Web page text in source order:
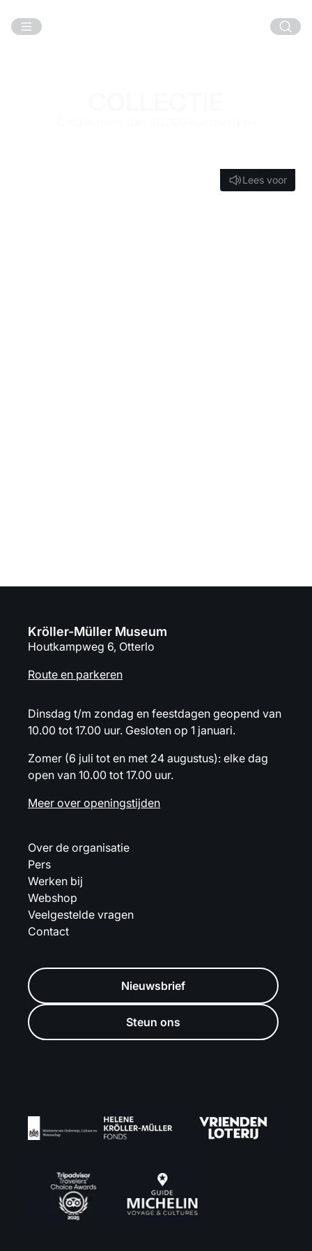
Lees voor
Lees voor
Kröller-Müller Museum
Houtkampweg 6, Otterlo
Route en parkeren
Dinsdag t/m zondag en feestdagen geopend van
10.00 tot 17.00 uur. Gesloten op 1 januari.
Zomer (6 juli tot en met 24 augustus): elke dag
open van 10.00 tot 17.00 uur.
Meer over openingstijden
Over de organisatie
Pers
Werken bij
Webshop
Veelgestelde vragen
Contact
Nieuwsbrief
Steun ons